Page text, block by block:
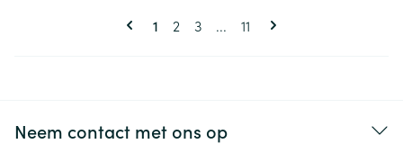
Pagina's
U lees momenteel pagina
1 Pagina
2 Pagina
3 ... Pagina
11
Neem contact met ons op